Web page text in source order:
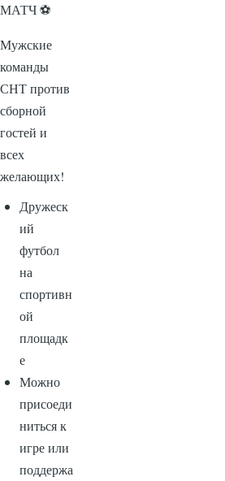
МАТЧ ⚽
Мужские
команды
СНТ против
сборной
гостей и
всех
желающих!
Дружеск
ий
футбол
на
спортивн
ой
площадк
е
Можно
присоеди
ниться к
игре или
поддержа